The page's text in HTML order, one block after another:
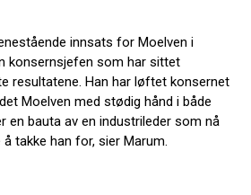
innsats for Moelven i
konsernsjefen som har sittet
resultatene. Han har løftet konsernet
Moelven med stødig hånd i både
en bauta av en industrileder som nå
takke han for, sier Marum.